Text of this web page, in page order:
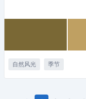
自然风光 季节